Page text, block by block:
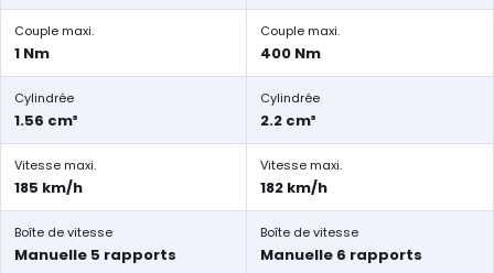
Couple maxi.
1 Nm
Couple maxi.
400 Nm
Cylindrée
1.56 cm³
Cylindrée
2.2 cm³
Vitesse maxi.
185 km/h
Vitesse maxi.
182 km/h
Boîte de vitesse
Manuelle 5 rapports
Boîte de vitesse
Manuelle 6 rapports